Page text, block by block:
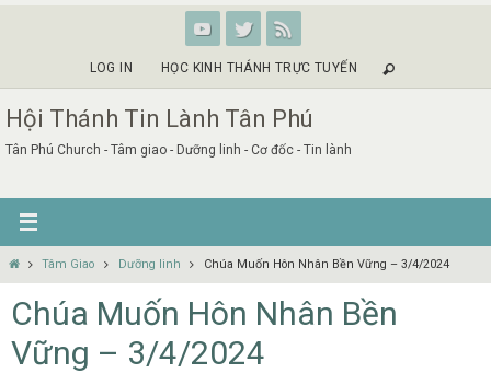
LOG IN HỌC KINH THÁNH TRỰC TUYẾN
Hội Thánh Tin Lành Tân Phú
Tân Phú Church - Tâm giao - Dưỡng linh - Cơ đốc - Tin lành
HomeTâm Giao Dưỡng linh Chúa Muốn Hôn Nhân Bền Vững – 3/4/2024
Chúa Muốn Hôn Nhân Bền
Vững – 3/4/2024